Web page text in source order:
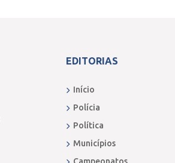
EDITORIAS
Início
Polícia
Política
Municípios